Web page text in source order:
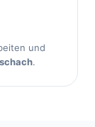
und
.